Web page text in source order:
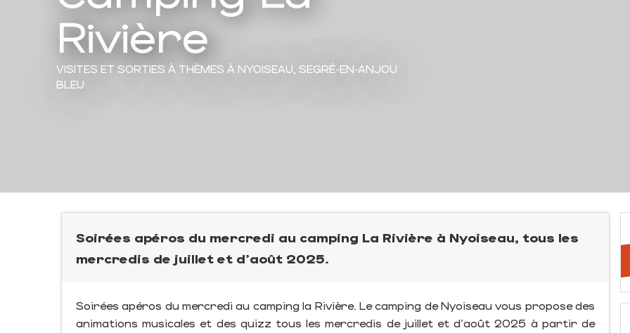
Rivière
VISITES ET SORTIES À THÈMES À NYOISEAU, SEGRÉ-EN-ANJOU
BLEU
Soirées apéros du mercredi au camping La Rivière à Nyoiseau, tous les
mercredis de juillet et d'août 2025.
Soirées apéros du mercredi au camping la Rivière. Le camping de Nyoiseau vous propose des
animations musicales et des quizz tous les mercredis de juillet et d'août 2025 à partir de